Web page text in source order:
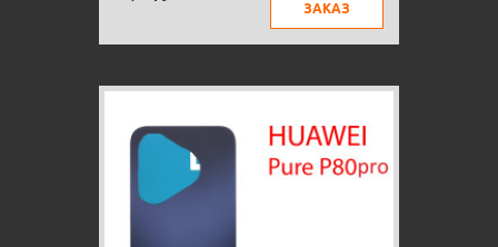
ЗАКАЗ